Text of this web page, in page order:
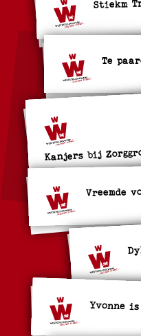
Te
Kanjers bij
Vreemde
Yvonne